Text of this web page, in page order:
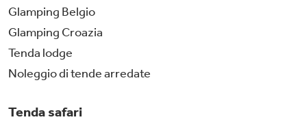
Glamping Belgio
Glamping Croazia
Tenda lodge
Noleggio di tende arredate
Tenda safari